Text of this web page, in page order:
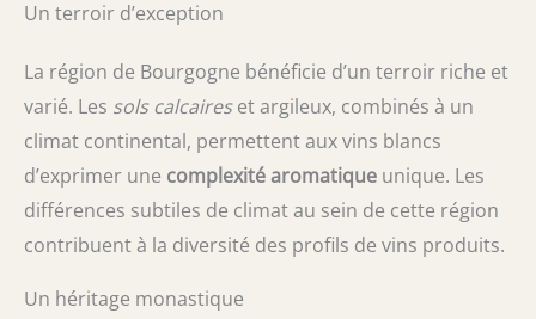
Un terroir d’exception
La région de Bourgogne bénéficie d’un terroir riche et
varié. Les sols calcaireset argileux, combinés à un
climat continental, permettent aux vins blancs
d’exprimer une complexité aromatique unique. Les
différences subtiles de climat au sein de cette région
contribuent à la diversité des profils de vins produits.
Un héritage monastique